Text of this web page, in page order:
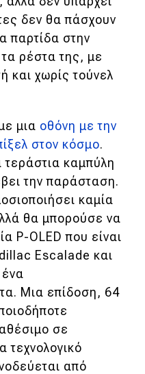
δεν θα πάσχουν
παρτίδα στην
ρέστα της, με
και χωρίς τούνελ
μια οθόνη με την
στον κόσμο.
τεράστια καμπύλη
την παράσταση.
καμία
θα μπορούσε να
P-OLED που είναι
Escalade και
ένα
Μια επίδοση, 64
σε
τεχνολογικό
από